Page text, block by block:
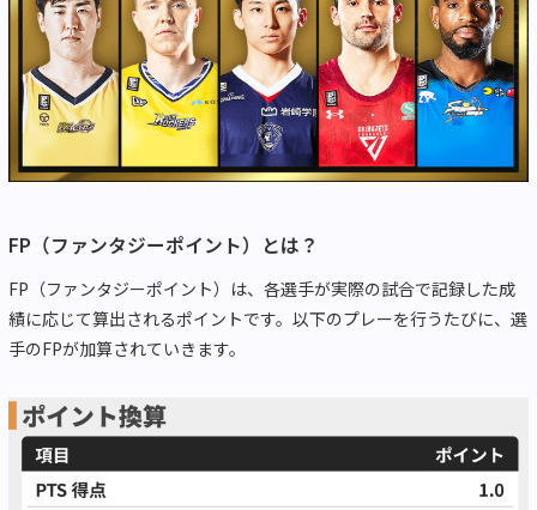
FP（ファンタジーポイント）とは？
FP（ファンタジーポイント）は、各選手が実際の試合で記録した成
績に応じて算出されるポイントです。以下のプレーを行うたびに、選
手のFPが加算されていきます。